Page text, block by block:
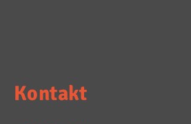
Kontakt